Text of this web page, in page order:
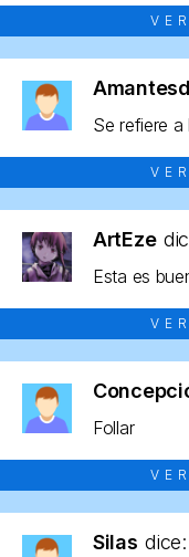
Se refiere
ArtEze
Esta es
Follar
Silas dice: